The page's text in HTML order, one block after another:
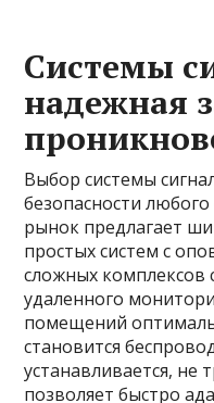
Системы
надежная
Выбор системы
безопасности
рынок предлагает
простых систем с
сложных комплексов
удаленного
помещений
становится
устанавливается, не
позволяет быстро